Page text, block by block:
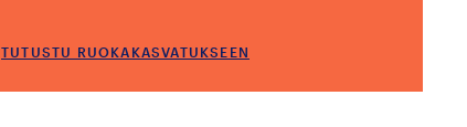
TUTUSTU RUOKAKASVATUKSEEN